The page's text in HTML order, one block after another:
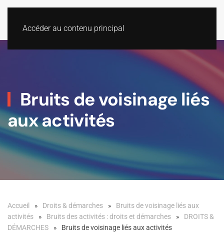
Accéder au contenu principal
Bruits de voisinage liés
aux activités
Accueil Droits & démarches
Bruits de voisinage liés aux
activités
Bruits des activités : droits et démarches
DROITS &
DÉMARCHES
Bruits de voisinage liés aux activités